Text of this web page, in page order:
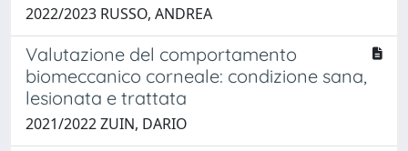
2022/2023 RUSSO, ANDREA
Valutazione del comportamento
biomeccanico corneale: condizione sana,
lesionata e trattata
2021/2022 ZUIN, DARIO